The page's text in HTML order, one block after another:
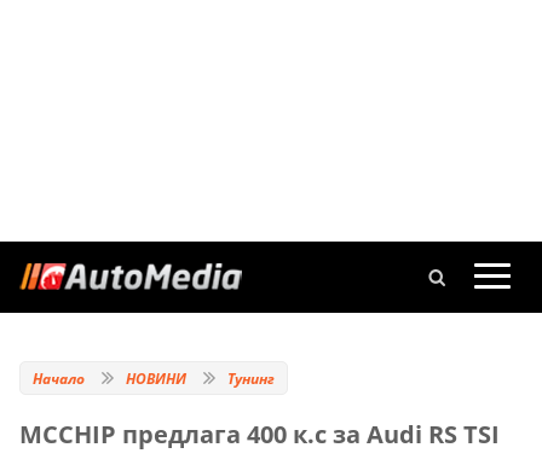
Начало НОВИНИ Тунинг
MCCHIP предлага 400 к.с за Audi RS TSI